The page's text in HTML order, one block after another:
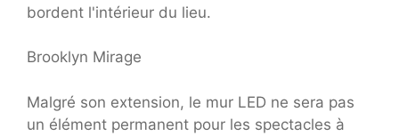
bordent l'intérieur du lieu.
Brooklyn Mirage
Malgré son extension, le mur LED ne sera pas
un élément permanent pour les spectacles à